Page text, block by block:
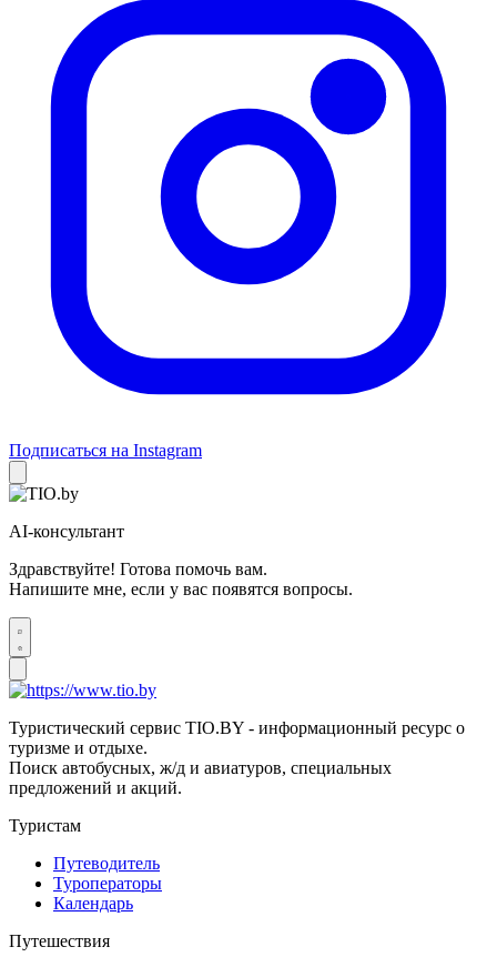
Подписаться на Instagram
AI-консультант
Здравствуйте! Готова помочь вам.
Напишите мне, если у вас появятся вопросы.
Туристический сервис TIO.BY - информационный ресурс о
туризме и отдыхе.
Поиск автобусных, ж/д и авиатуров, специальных
предложений и акций.
Туристам
Путеводитель
Туроператоры
Календарь
Путешествия